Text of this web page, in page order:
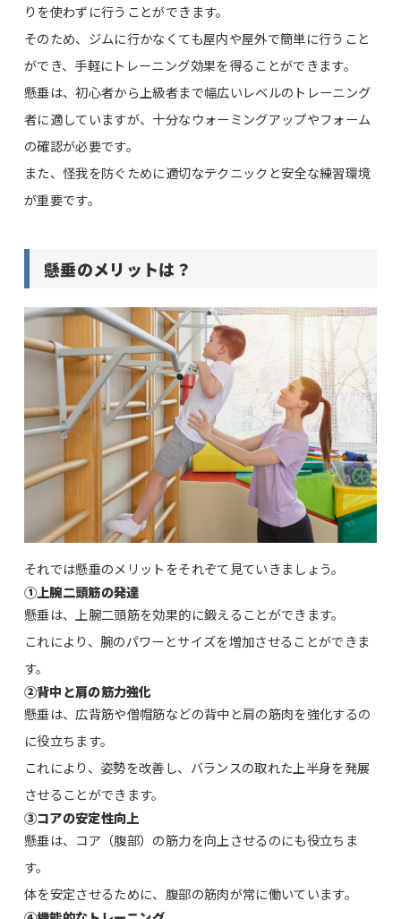
りを使わずに行うことができます。
そのため、ジムに行かなくても屋内や屋外で簡単に行うこと
ができ、手軽にトレーニング効果を得ることができます。
懸垂は、初心者から上級者まで幅広いレベルのトレーニング
者に適していますが、十分なウォーミングアップやフォーム
の確認が必要です。
また、怪我を防ぐために適切なテクニックと安全な練習環境
が重要です。
懸垂のメリットは？
それでは懸垂のメリットをそれぞて見ていきましょう。
①上腕二頭筋の発達
懸垂は、上腕二頭筋を効果的に鍛えることができます。
これにより、腕のパワーとサイズを増加させることができま
す。
②背中と肩の筋力強化
懸垂は、広背筋や僧帽筋などの背中と肩の筋肉を強化するの
に役立ちます。
これにより、姿勢を改善し、バランスの取れた上半身を発展
させることができます。
③コアの安定性向上
懸垂は、コア（腹部）の筋力を向上させるのにも役立ちま
す。
体を安定させるために、腹部の筋肉が常に働いています。